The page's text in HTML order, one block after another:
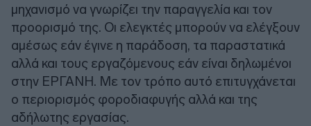
μηχανισμό να γνωρίζει την παραγγελία και τον
προορισμό της. Οι ελεγκτές μπορούν να ελέγξουν
αμέσως εάν έγινε η παράδοση, τα παραστατικά
αλλά και τους εργαζόμενους εάν είναι δηλωμένοι
στην ΕΡΓΑΝΗ. Με τον τρόπο αυτό επιτυγχάνεται
ο περιορισμός φοροδιαφυγής αλλά και της
αδήλωτης εργασίας.